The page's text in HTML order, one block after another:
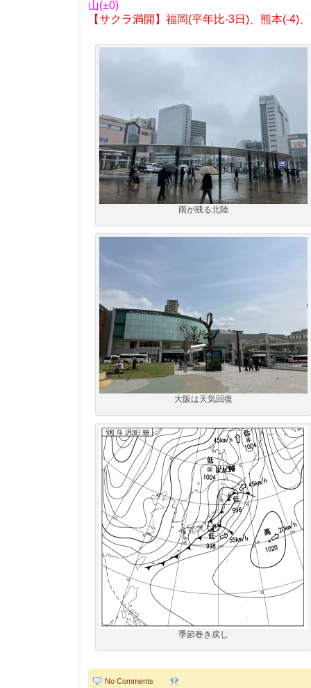
山(±0)
【サクラ満開】福岡(平年比-3日)、熊本(-4)
雨が残る北陸
大阪は天気回復
季節巻き戻し
No Comments